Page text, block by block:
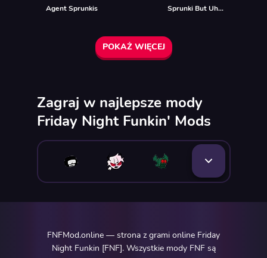
Agent Sprunkis Sprunki But Uh…
POKAŻ WIĘCEJ
Zagraj w najlepsze mody
Friday Night Funkin' Mods
FNFMod.online — strona z grami online Friday
Night Funkin [FNF]. Wszystkie mody FNF są